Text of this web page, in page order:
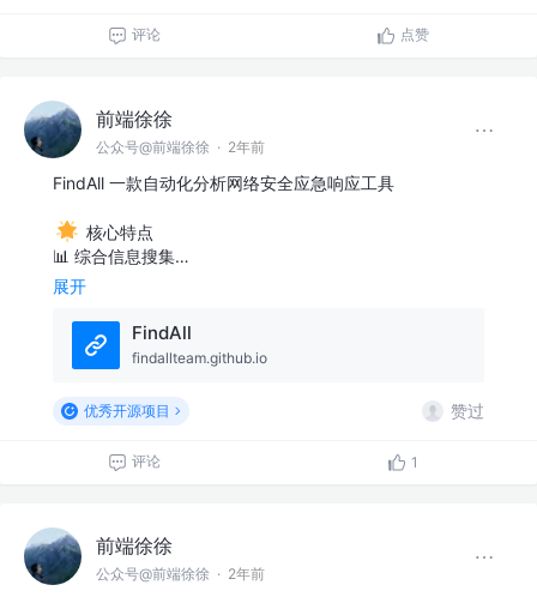
评论 点赞
前端徐徐
公众号@前端徐徐 · 2年前
FindAll 一款自动化分析网络安全应急响应工具
核心特点
📊 综合信息搜集…
展开
FindAll
findallteam.github.io
优秀开源项目 赞过
评论 1
前端徐徐
公众号@前端徐徐 · 2年前